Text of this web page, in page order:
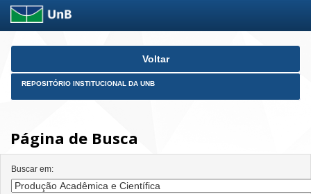
Skip
Voltar
REPOSITÓRIO INSTITUCIONAL DA UNB
Página de Busca
Buscar em: